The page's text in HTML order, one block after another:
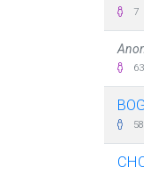
7
63
58